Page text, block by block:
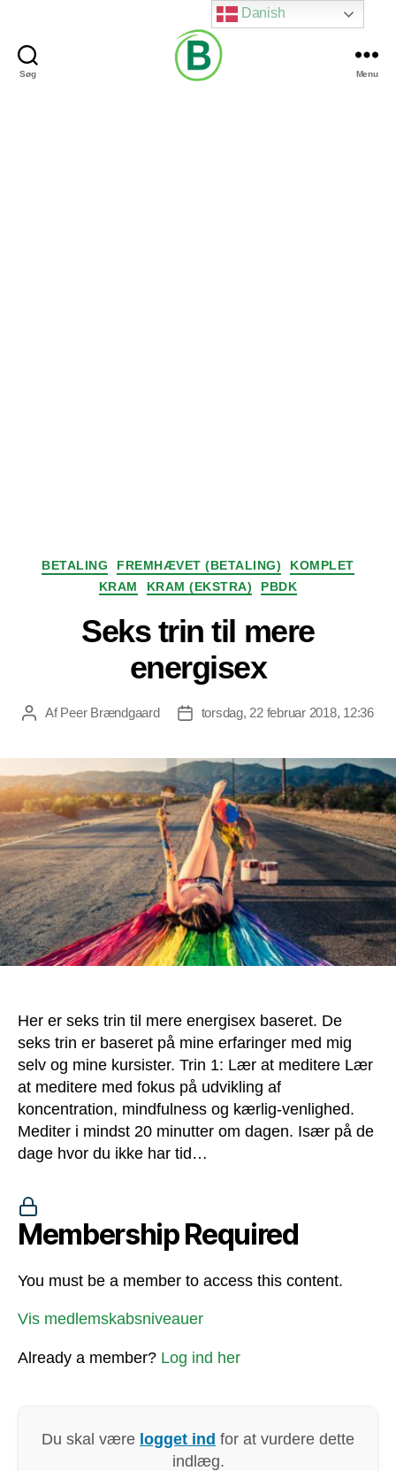
Søg Menu
Kategorier
BETALING FREMHÆVET (BETALING)
KOMPLET
KRAM
KRAM (EKSTRA) PBDK
Seks trin til mere
energisex
Indlægsforfatter
AfPeer Brændgaard Indlægsdato
torsdag, 22 februar 2018, 12:36
Her er seks trin til mere energisex baseret. De
seks trin er baseret på mine erfaringer med mig
selv og mine kursister. Trin 1: Lær at meditere Lær
at meditere med fokus på udvikling af
koncentration, mindfulness og kærlig-venlighed.
Mediter i mindst 20 minutter om dagen. Især på de
dage hvor du ikke har tid…
Membership Required
You must be a member to access this content.
Vis medlemskabsniveauer
Already a member? Log ind her
Du skal være logget ind for at vurdere dette
indlæg.
Danish